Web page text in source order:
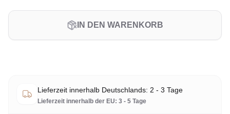
IN DEN WARENKORB
Lieferzeit innerhalb Deutschlands: 2 - 3 Tage
Lieferzeit innerhalb der EU: 3 - 5 Tage